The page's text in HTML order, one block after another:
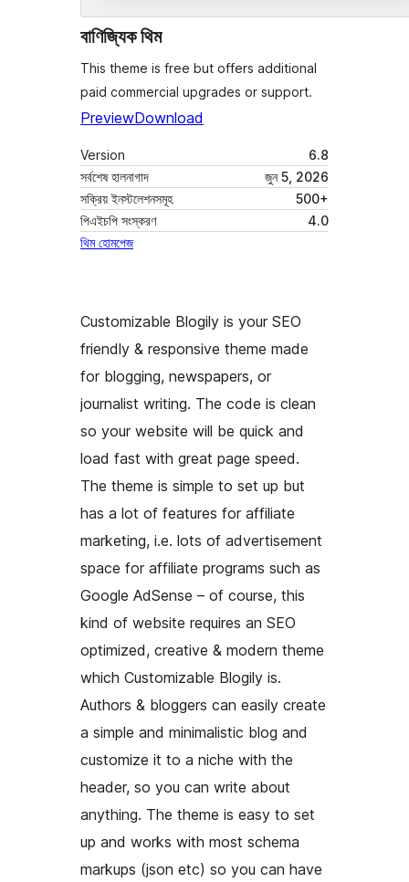
বাণিজ্যিক থিম
This theme is free but offers additional
paid commercial upgrades or support.
PreviewDownload
Version
6.8
সর্বশেষ হালনাগাদ
জুন 5, 2026
সক্রিয় ইনস্টলেশনসমূহ
500+
পিএইচপি সংস্করণ
4.0
থিম হোমপেজ
Customizable Blogily is your SEO
friendly & responsive theme made
for blogging, newspapers, or
journalist writing. The code is clean
so your website will be quick and
load fast with great page speed.
The theme is simple to set up but
has a lot of features for affiliate
marketing, i.e. lots of advertisement
space for affiliate programs such as
Google AdSense – of course, this
kind of website requires an SEO
optimized, creative & modern theme
which Customizable Blogily is.
Authors & bloggers can easily create
a simple and minimalistic blog and
customize it to a niche with the
header, so you can write about
anything. The theme is easy to set
up and works with most schema
markups (json etc) so you can have